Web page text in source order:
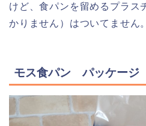
けど、食パンを留めるプラス
かりません）はついてません。
モス食パン パッケージ